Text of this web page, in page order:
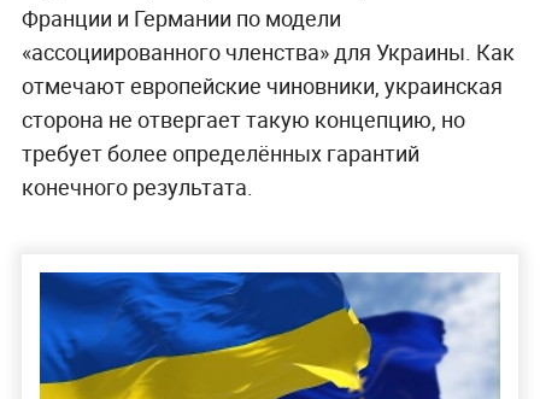
Франции и Германии по модели
«ассоциированного членства» для Украины. Как
отмечают европейские чиновники, украинская
сторона не отвергает такую концепцию, но
требует более определённых гарантий
конечного результата.